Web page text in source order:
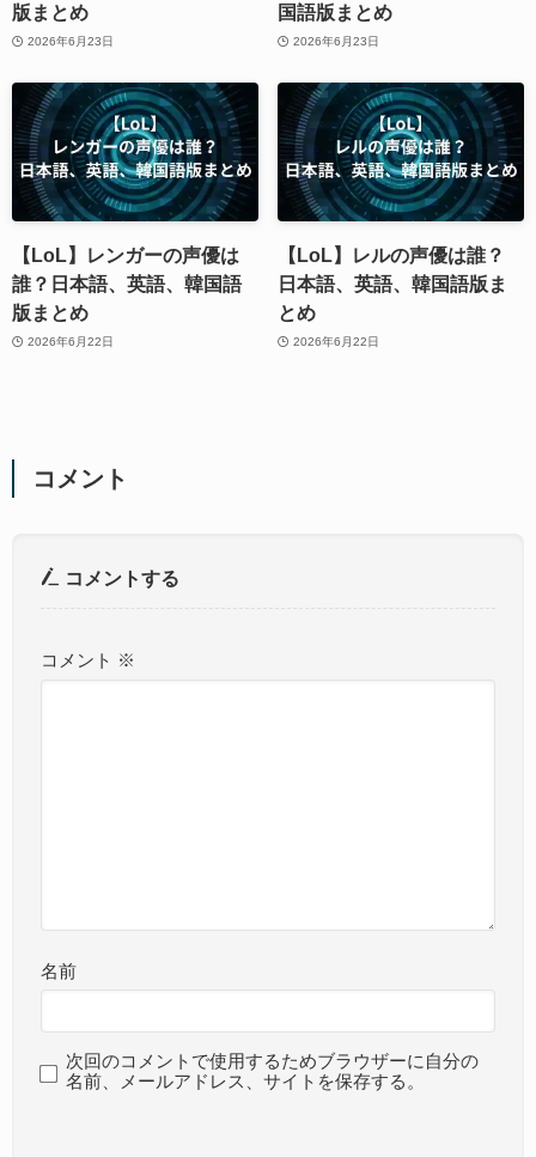
版まとめ
2026年6月23日
国語版まとめ
2026年6月23日
【LoL】レンガーの声優は
誰？日本語、英語、韓国語
版まとめ
2026年6月22日
【LoL】レルの声優は誰？
日本語、英語、韓国語版ま
とめ
2026年6月22日
コメント
コメントする
コメント ※
名前
次回のコメントで使用するためブラウザーに自分の
名前、メールアドレス、サイトを保存する。